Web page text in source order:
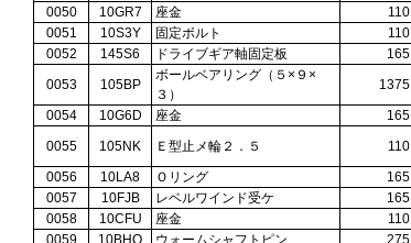
0050
10GR7 座金 110
0051
10S3Y 固定ボルト 110
0052
145S6 ドライブギア軸固定板 165
0053
105BP
ボールベアリング（５×９×
３）
1375
0054
10G6D 座金 165
0055
105NK Ｅ型止メ輪２．５ 110
0056
10LA8 Ｏリング 165
0057
10FJB レベルワインド受ケ 165
0058
10CFU 座金 110
0059
10BHQ ウォームシャフトピン 275